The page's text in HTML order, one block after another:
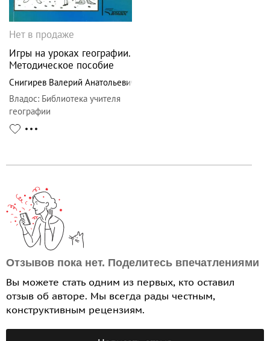
Нет в продаже
Игры на уроках географии.
Методическое пособие
Снигирев Валерий Анатольевич
Владос: Библиотека учителя
географии
Отзывов пока нет. Поделитесь впечатлениями
Вы можете стать одним из первых, кто оставил
отзыв об авторе. Мы всегда рады честным,
конструктивным рецензиям.